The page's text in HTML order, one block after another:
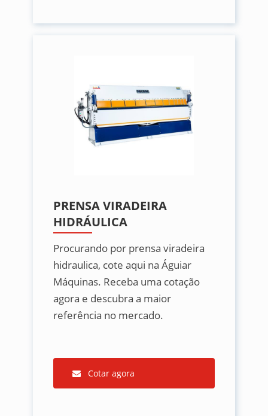
PRENSA VIRADEIRA
HIDRÁULICA
Procurando por prensa viradeira
hidraulica, cote aqui na Águiar
Máquinas. Receba uma cotação
agora e descubra a maior
referência no mercado.
Cotar agora